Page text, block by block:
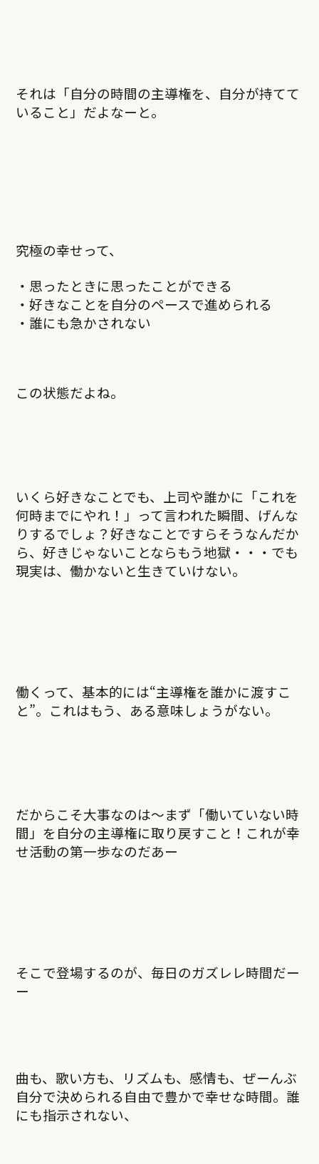
それは――「自分の時間の主導権を、自分が持てて
いること」だよなーと。
究極の幸せって、
・思ったときに思ったことができる
・好きなことを自分のペースで進められる
・誰にも急かされない
この状態だよね。
いくら好きなことでも、上司や誰かに「これを
何時までにやれ！」って言われた瞬間、げんな
りするでしょ？好きなことですらそうなんだか
ら、好きじゃないことならもう地獄・・・でも
現実は、働かないと生きていけない。
働くって、基本的には“主導権を誰かに渡すこ
と”。これはもう、ある意味しょうがない。
だからこそ大事なのは～まず「働いていない時
間」を自分の主導権に取り戻すこと！これが幸
せ活動の第一歩なのだあー
そこで登場するのが、毎日のガズレレ時間だー
ー
曲も、歌い方も、リズムも、感情も、ぜーんぶ
自分で決められる自由で豊かで幸せな時間。誰
にも指示されない、